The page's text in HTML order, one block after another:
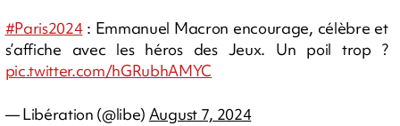
#Paris2024: Emmanuel Macron encourage, célèbre et
s’affiche avec les héros des Jeux. Un poil trop ?
pic.twitter.com/hGRubhAMYC
— Libération (@libe) August 7, 2024